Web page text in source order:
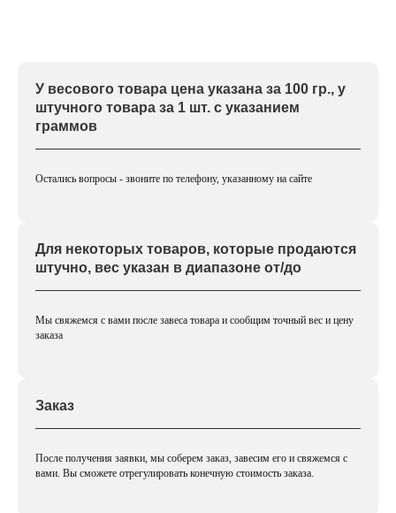
У весового товара цена указана за 100 гр., у
штучного товара за 1 шт. с указанием
граммов
Остались вопросы - звоните по телефону, указанному на сайте
Для некоторых товаров, которые продаются
штучно, вес указан в диапазоне от/до
Мы свяжемся с вами после завеса товара и сообщим точный вес и цену
заказа
Заказ
После получения заявки, мы соберем заказ, завесим его и свяжемся с
вами. Вы сможете отрегулировать конечную стоимость заказа.